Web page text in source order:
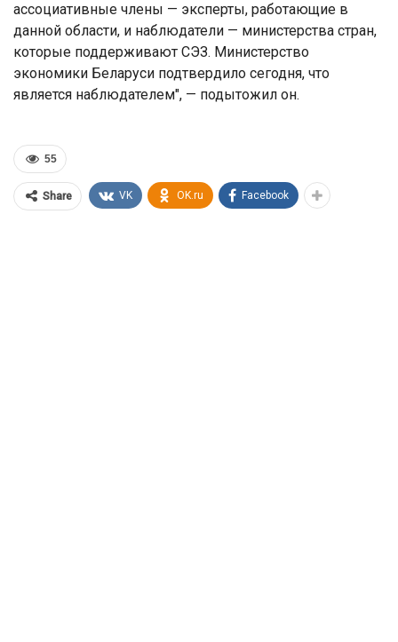
ассоциативные члены — эксперты, работающие в
данной области, и наблюдатели — министерства стран,
которые поддерживают СЭЗ. Министерство
экономики Беларуси подтвердило сегодня, что
является наблюдателем", — подытожил он.
55
Share VK OK.ru Facebook